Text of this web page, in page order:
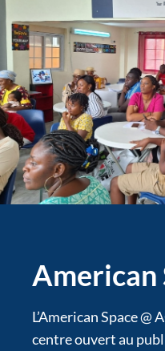
American
L’American Space @
centre ouvert au